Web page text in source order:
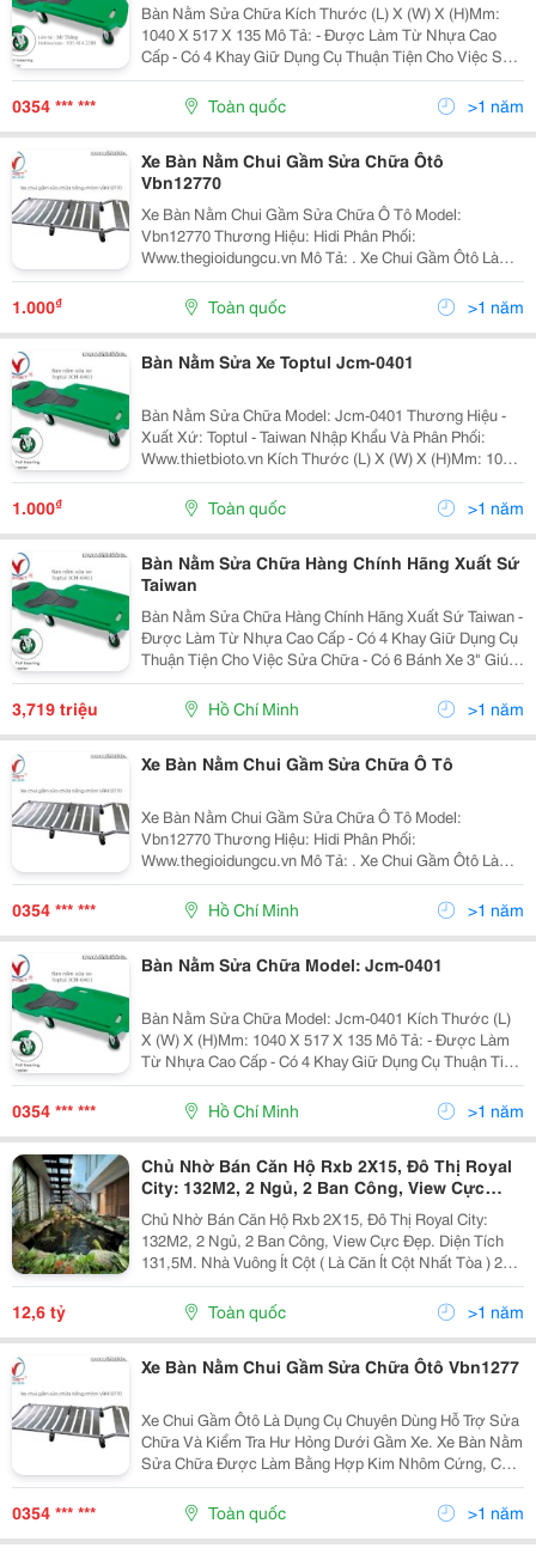
Bàn Nằm Sửa Chữa Kích Thước (L) X (W) X (H)Mm:
1040 X 517 X 135 Mô Tả: - Được Làm Từ Nhựa Cao
Cấp - Có 4 Khay Giữ Dụng Cụ Thuận Tiện Cho Việc Sửa
Chữa - Có 6 Bánh Xe 3" Giúp Linh Hoạt Trong Việc Di
Chuyển - Tải Trọng Tối Đa 150Kg
0354 *** *** Toàn quốc >1 năm
Xe Bàn Nằm Chui Gầm Sửa Chữa Ôtô
Vbn12770
Xe Bàn Nằm Chui Gầm Sửa Chữa Ô Tô Model:
Vbn12770 Thương Hiệu: Hidi Phân Phối:
Www.thegioidungcu.vn Mô Tả: . Xe Chui Gầm Ôtô Là
Dụng Cụ Chuyên Dùng Hỗ Trợ Sửa Chữa Và Kiểm Tra
Hư Hỏng Dưới Gầm Xe. Xe Bàn Nằm Sửa Chữa Được
Làm Bằng Hợp Kim...
1.000₫ Toàn quốc >1 năm
Bàn Nằm Sửa Xe Toptul Jcm-0401
Bàn Nằm Sửa Chữa Model: Jcm-0401 Thương Hiệu -
Xuất Xứ: Toptul - Taiwan Nhập Khẩu Và Phân Phối:
Www.thietbioto.vn Kích Thước (L) X (W) X (H)Mm: 1040
X 517 X 135 Mô Tả: - Được Làm Từ Nhựa Cao Cấp - Có
4 Khay Giữ Dụng Cụ Thuận Tiện...
1.000₫ Toàn quốc >1 năm
Bàn Nằm Sửa Chữa Hàng Chính Hãng Xuất Sứ
Taiwan
Bàn Nằm Sửa Chữa Hàng Chính Hãng Xuất Sứ Taiwan -
Được Làm Từ Nhựa Cao Cấp - Có 4 Khay Giữ Dụng Cụ
Thuận Tiện Cho Việc Sửa Chữa - Có 6 Bánh Xe 3" Giúp
Linh Hoạt Trong Việc Di Chuyển - Tải Trọng Tối Đa 150Kg
3,719 triệu Hồ Chí Minh >1 năm
Xe Bàn Nằm Chui Gầm Sửa Chữa Ô Tô
Xe Bàn Nằm Chui Gầm Sửa Chữa Ô Tô Model:
Vbn12770 Thương Hiệu: Hidi Phân Phối:
Www.thegioidungcu.vn Mô Tả: . Xe Chui Gầm Ôtô Là
Dụng Cụ Chuyên Dùng Hỗ Trợ Sửa Chữa Và Kiểm Tra
Hư Hỏng Dưới Gầm Xe. Xe Bàn Nằm Sửa Chữa Được
Làm Bằng Hợp Kim...
0354 *** *** Hồ Chí Minh >1 năm
Bàn Nằm Sửa Chữa Model: Jcm-0401
Bàn Nằm Sửa Chữa Model: Jcm-0401 Kích Thước (L)
X (W) X (H)Mm: 1040 X 517 X 135 Mô Tả: - Được Làm
Từ Nhựa Cao Cấp - Có 4 Khay Giữ Dụng Cụ Thuận Tiện
Cho Việc Sửa Chữa - Có 6 Bánh Xe 3" Giúp Linh Hoạt
Trong Việc Di Chuyển - Tải Trọng...
0354 *** *** Hồ Chí Minh >1 năm
Chủ Nhờ Bán Căn Hộ Rxb 2X15, Đô Thị Royal
City: 132M2, 2 Ngủ, 2 Ban Công, View Cực
Đẹp.
Chủ Nhờ Bán Căn Hộ Rxb 2X15, Đô Thị Royal City:
132M2, 2 Ngủ, 2 Ban Công, View Cực Đẹp. Diện Tích
131,5M. Nhà Vuông Ít Cột ( Là Căn Ít Cột Nhất Tòa ) 2
Ban Công . View Quảng Trường Mát Mẻ Quanh Năm .
Đã Sửa Lại Toàn Bộ Nhà Như Ảnh . Vì Gia Đình Ko...
12,6 tỷ Toàn quốc >1 năm
Xe Bàn Nằm Chui Gầm Sửa Chữa Ôtô Vbn1277
Xe Chui Gầm Ôtô Là Dụng Cụ Chuyên Dùng Hỗ Trợ Sửa
Chữa Và Kiểm Tra Hư Hỏng Dưới Gầm Xe. Xe Bàn Nằm
Sửa Chữa Được Làm Bằng Hợp Kim Nhôm Cứng, Có 6
Bánh Xe Dễ Dàng Di Chuyển Đến Những Vị Trí Khó Tiếp
Cận, Kích Thước:1030X430X100Mm Có Tải Trọng
127Kg Có...
0354 *** *** Toàn quốc >1 năm